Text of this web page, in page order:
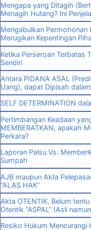
Mengapa yang Ditagih
Menagih Hutang? Ini
Mengabulkan Permohonan
Merugikan Kepentingan
Ketika Perseroan Terbatas
Sendiri
Antara PIDANA ASAL
Uang), dapat Dipisah
SELF DETERMINATION
Pertimbangan Keadaan
MEMBERATKAN, apakah
Perkara?
Laporan Palsu Vs.
Sumpah
AJB maupun Akta
“ALAS HAK”
Akta OTENTIK, Belum
Otentik “ASPAL” (Asli
Resiko Hukum Mencurangi